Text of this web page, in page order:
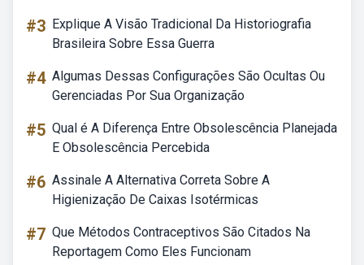
#3 Explique A Visão Tradicional Da Historiografia
Brasileira Sobre Essa Guerra
#4 Algumas Dessas Configurações São Ocultas Ou
Gerenciadas Por Sua Organização
#5 Qual é A Diferença Entre Obsolescência Planejada
E Obsolescência Percebida
#6 Assinale A Alternativa Correta Sobre A
Higienização De Caixas Isotérmicas
#7 Que Métodos Contraceptivos São Citados Na
Reportagem Como Eles Funcionam